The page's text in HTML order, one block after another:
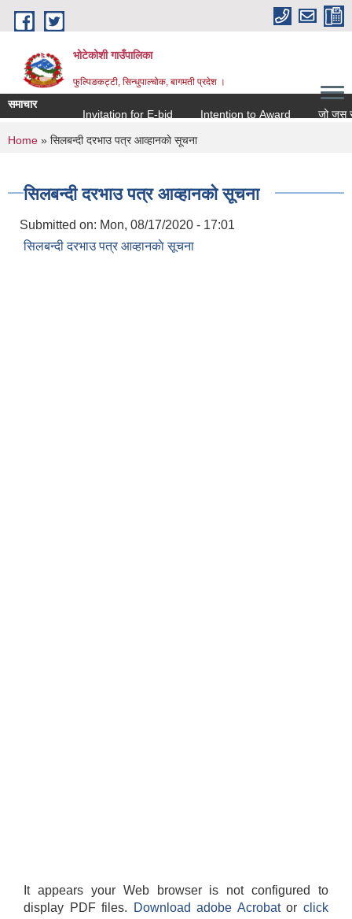
Skip to main content
भोटेकोशी गाउँपालिका
फुल्पिङकट्टी, सिन्धुपाल्चोक, बागमती प्रदेश ।
समाचार
Invitation for E-bid
Intention to Award जो जस संग
You are here
Home » सिलबन्दी दरभाउ पत्र आव्हानकाे सूचना
सिलबन्दी दरभाउ पत्र आव्हानकाे सूचना
Submitted on: Mon, 08/17/2020 - 17:01
सिलबन्दी दरभाउ पत्र आव्हानकाे सूचना
It appears your Web browser is not configured to
display PDF files.
Download adobe Acrobatorclick